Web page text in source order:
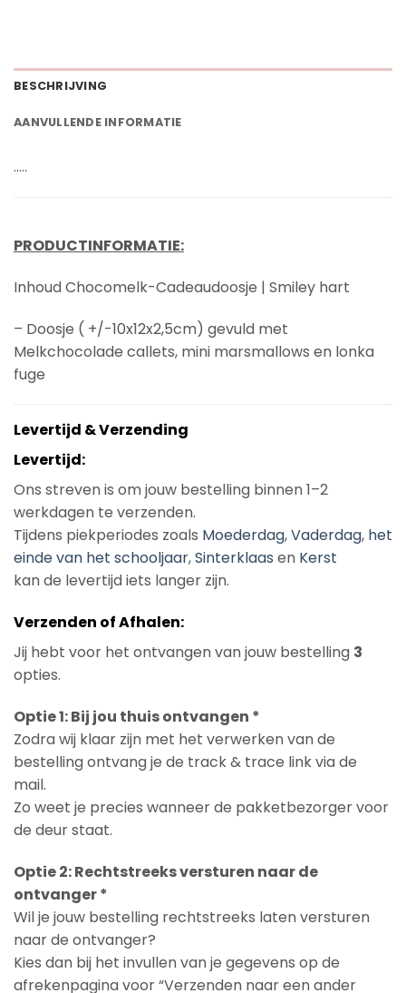
BESCHRIJVING
AANVULLENDE INFORMATIE
…..
PRODUCTINFORMATIE:
Inhoud Chocomelk-Cadeaudoosje | Smiley hart
– Doosje ( +/-10x12x2,5cm) gevuld met
Melkchocolade callets, mini marsmallows en lonka
fuge
Levertijd & Verzending
Levertijd:
Ons streven is om jouw bestelling binnen 1–2
werkdagen te verzenden.
Tijdens piekperiodes zoals Moederdag,Vaderdag, het
einde van het schooljaar,Sinterklaas en Kerst
kan de levertijd iets langer zijn.
Verzenden of Afhalen:
Jij hebt voor het ontvangen van jouw bestelling 3
opties.
Optie 1: Bij jou thuis ontvangen *
Zodra wij klaar zijn met het verwerken van de
bestelling ontvang je de track & trace link via de
mail.
Zo weet je precies wanneer de pakketbezorger voor
de deur staat.
Optie 2: Rechtstreeks versturen naar de
ontvanger *
Wil je jouw bestelling rechtstreeks laten versturen
naar de ontvanger?
Kies dan bij het invullen van je gegevens op de
afrekenpagina voor “Verzenden naar een ander